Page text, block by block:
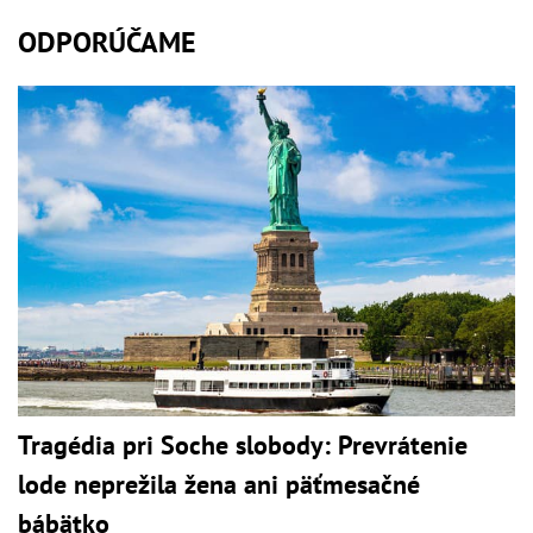
ODPORÚČAME
Tragédia pri Soche slobody: Prevrátenie
lode neprežila žena ani päťmesačné
bábätko